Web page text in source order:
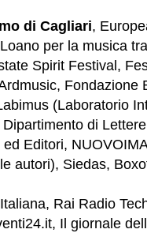
di Cagliari,
per la musica
Spirit Festival,
Fondazione
(Laboratorio
di
Editori,
autori), Siedas,
, Rai Radio
Il giornale